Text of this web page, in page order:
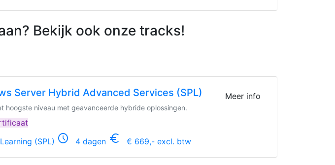
Bekijk ook onze tracks!
Server Hybrid Advanced Services (SPL)
hoogste niveau met geavanceerde hybride oplossingen.
(SPL) schedule 4 dagen euro_symbol € 669,- excl. btw
Meer info